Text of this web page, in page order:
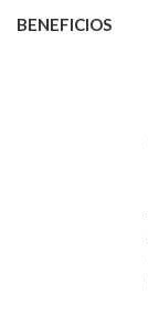
BENEFICIOS